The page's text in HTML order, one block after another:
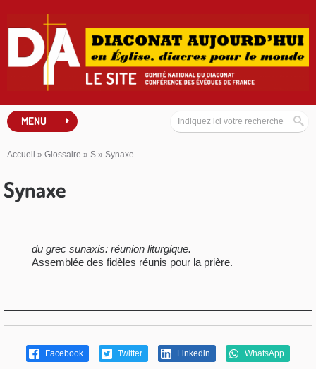
MENU
Accueil » Glossaire » S » Synaxe
Synaxe
du grec sunaxis: réunion liturgique.
Assemblée des fidèles réunis pour la prière.
Facebook Twitter Linkedin WhatsApp